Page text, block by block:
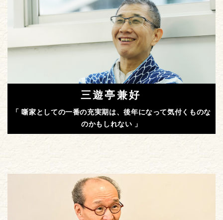
三遊亭兼好
「 噺家としての一番の充実期は、後年になって気付くものな
のかもしれない 」